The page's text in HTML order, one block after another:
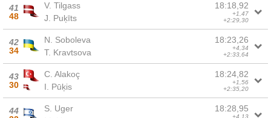
41
48
V. Tilgass
J. Puķīts
18:18,92
+1,47
+2:29,30
42
34
N. Soboleva
T. Kravtsova
18:23,26
+4,34
+2:33,64
43
30
C. Alakoç
I. Pūķis
18:24,82
+1,56
+2:35,20
44
S. Uger
18:28,95
+4,13